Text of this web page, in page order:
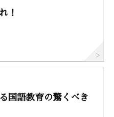
！
国語教育の驚くべき